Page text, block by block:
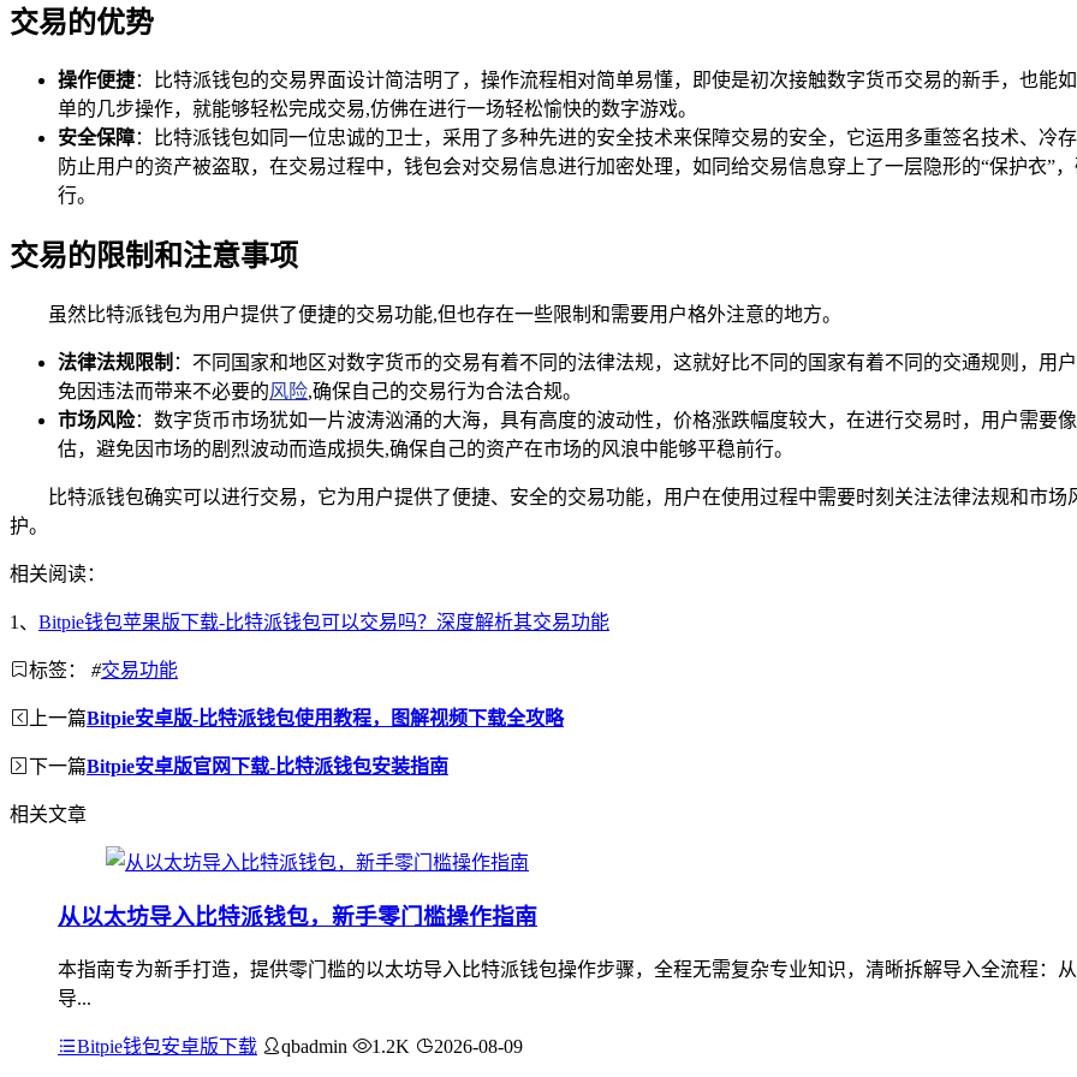
交易的优势
操作便捷：比特派钱包的交易界面设计简洁明了，操作流程相对简单易懂，即使是初次接触数字货币交易的新手，也能
单的几步操作，就能够轻松完成交易,仿佛在进行一场轻松愉快的数字游戏。
安全保障：比特派钱包如同一位忠诚的卫士，采用了多种先进的安全技术来保障交易的安全，它运用多重签名技术、冷
防止用户的资产被盗取，在交易过程中，钱包会对交易信息进行加密处理，如同给交易信息穿上了一层隐形的“保护衣”
行。
交易的限制和注意事项
虽然比特派钱包为用户提供了便捷的交易功能,但也存在一些限制和需要用户格外注意的地方。
法律法规限制 ：不同国家和地区对数字货币的交易有着不同的法律法规，这就好比不同的国家有着不同的交通规则，用
免因违法而带来不必要的风险,确保自己的交易行为合法合规。
市场风险：数字货币市场犹如一片波涛汹涌的大海，具有高度的波动性，价格涨跌幅度较大，在进行交易时，用户需要
估，避免因市场的剧烈波动而造成损失,确保自己的资产在市场的风浪中能够平稳前行。
比特派钱包确实可以进行交易，它为用户提供了便捷、安全的交易功能，用户在使用过程中需要时刻关注法律法规和市
护。
相关阅读：
1、 Bitpie钱包苹果版下载-比特派钱包可以交易吗？深度解析其交易功能
标签： #交易功能
上一篇Bitpie安卓版-比特派钱包使用教程，图解视频下载全攻略
下一篇Bitpie安卓版官网下载-比特派钱包安装指南
相关文章
从以太坊导入比特派钱包，新手零门槛操作指南
本指南专为新手打造，提供零门槛的以太坊导入比特派钱包操作步骤，全程无需复杂专业知识，清晰拆解导入全流程：
导...
Bitpie钱包安卓版下载 qbadmin 1.2K 2026-08-09